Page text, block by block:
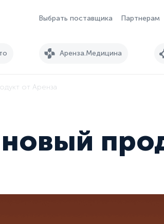
Выбрать поставщика Партнерам
Аренза.Медицина
от Аренза